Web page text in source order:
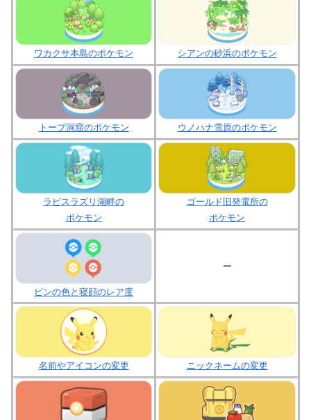
ワカクサ本島のポケモン シアンの砂浜のポケモン
トープ洞窟のポケモン ウノハナ雪原のポケモン
ラピスラズリ湖畔の
ポケモン
ゴールド旧発電所の
ポケモン
ピンの色と寝顔のレア度
ー
名前やアイコンの変更 ニックネームの変更